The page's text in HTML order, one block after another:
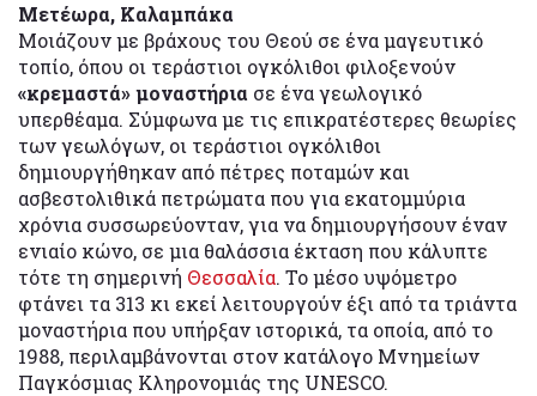
Μετέωρα, Καλαμπάκα
Μοιάζουν με βράχους του Θεού σε ένα μαγευτικό
τοπίο, όπου οι τεράστιοι ογκόλιθοι φιλοξενούν
«κρεμαστά» μοναστήρια σε ένα γεωλογικό
υπερθέαμα. Σύμφωνα με τις επικρατέστερες θεωρίες
των γεωλόγων, οι τεράστιοι ογκόλιθοι
δημιουργήθηκαν από πέτρες ποταμών και
ασβεστολιθικά πετρώματα που για εκατομμύρια
χρόνια συσσωρεύονταν, για να δημιουργήσουν έναν
ενιαίο κώνο, σε μια θαλάσσια έκταση που κάλυπτε
τότε τη σημερινή Θεσσαλία. Το μέσο υψόμετρο
φτάνει τα 313 κι εκεί λειτουργούν έξι από τα τριάντα
μοναστήρια που υπήρξαν ιστορικά, τα οποία, από το
1988, περιλαμβάνονται στον κατάλογο Μνημείων
Παγκόσμιας Κληρονομιάς της UNESCO.